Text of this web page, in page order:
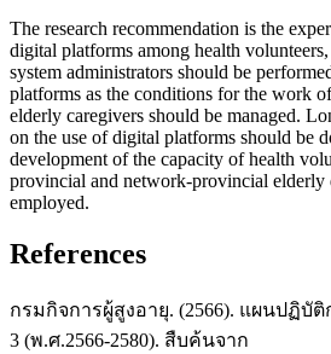
The research recommendation is the
digital platforms among health
system administrators should be
platforms as the conditions for the work
elderly caregivers should be managed.
on the use of digital platforms should be
development of the capacity of health
provincial and network-provincial elderly
employed.
References
กรมกิจการผู้สูงอายุ. (2566). แผนปฏิบั
3 (พ.ศ.2566-2580). สืบค้นจาก